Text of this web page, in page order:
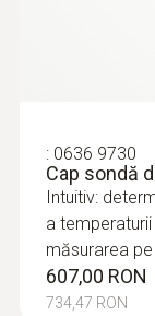
: 0636 9730
Cap sondă
Intuitiv:
a
măsurarea
607,00 RON
734,47 RON